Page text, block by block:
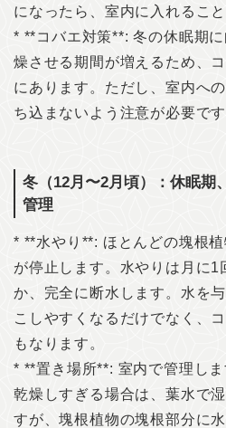
になったら、室内に入れるこ
* **コバエ対策**: 冬の休眠期
燥させる期間が増えるため、
にあります。ただし、室内へ
ち込まないよう注意が必要です
冬（12月〜2月頃）：休眠期
管理
* **水やり**: ほとんどの塊根
が停止します。水やりは月に1
か、完全に断水します。水を
こしやすくなるだけでなく、
もなります。
* **置き場所**: 室内で管理し
乾燥しすぎる場合は、葉水で
すが、塊根植物の塊根部分に